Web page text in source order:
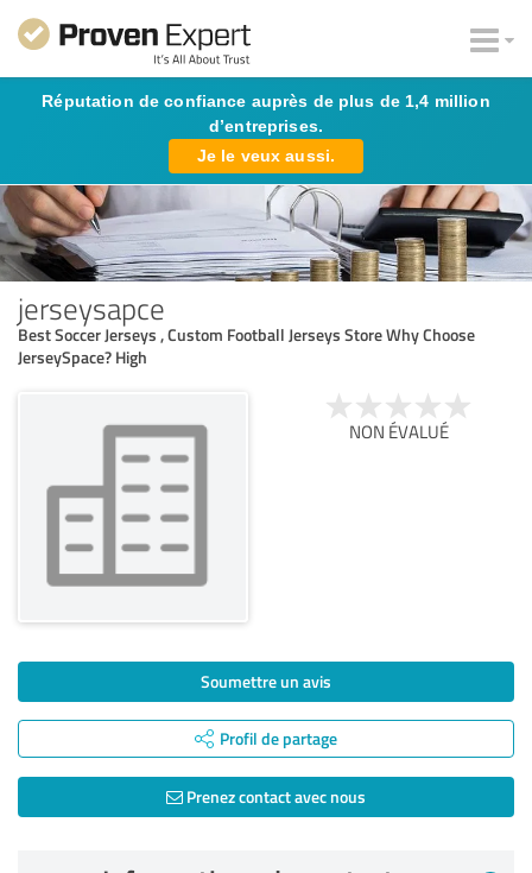
Réputation de confiance auprès de plus de 1,4 million
d’entreprises.
Je le veux aussi.
jerseysapce
Best Soccer Jerseys , Custom Football Jerseys Store Why Choose
JerseySpace? High
NON ÉVALUÉ
Soumettre un avis
Profil de partage
Prenez contact avec nous